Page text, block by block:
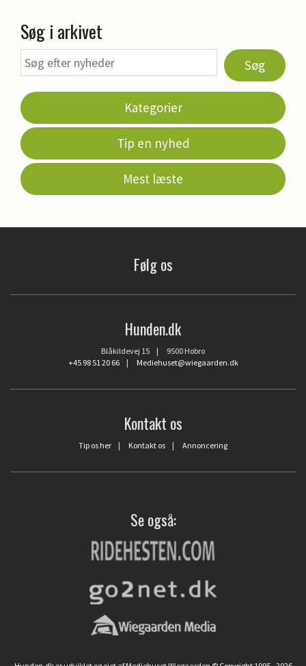
Søg i arkivet
Søg
Kategorier
Tip en nyhed
Mest læste
Følg os
Hunden.dk
Blåkildevej 15 | 9500 Hobro
+45 98 51 20 66| Mediehuset@wiegaarden.dk
Kontakt os
Tip os her | Kontakt os | Annoncering
Se også: